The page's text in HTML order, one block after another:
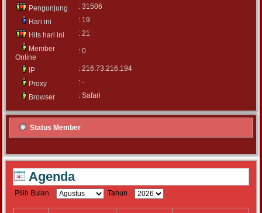
Pengunjung
: 31506
Hari ini
: 19
Hits hari ini
: 21
Member
Online
: 0
IP
: 216.73.216.194
Proxy
: -
Browser
: Safari
Status Member
Agenda
Pilih Bulan Tahun